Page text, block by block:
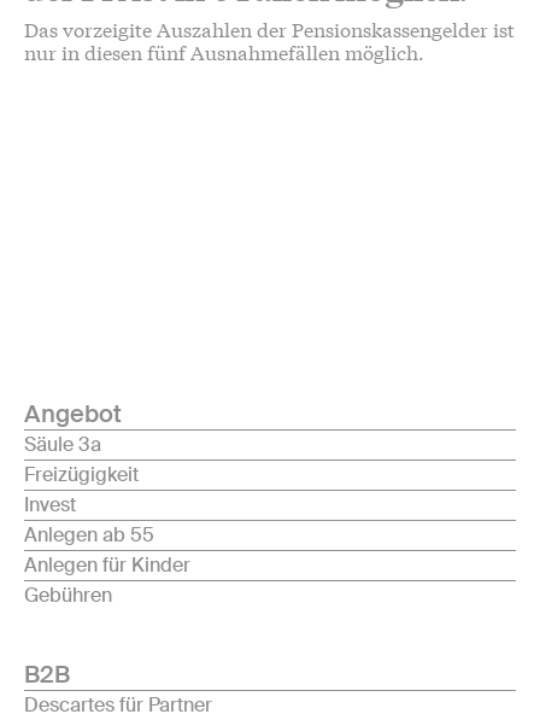
Das vorzeigite Auszahlen der Pensionskassengelder ist
nur in diesen fünf Ausnahmefällen möglich.
Angebot
Säule 3a
Freizügigkeit
Invest
Anlegen ab 55
Anlegen für Kinder
Gebühren
B2B
Descartes für Partner